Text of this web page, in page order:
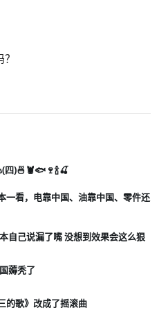
凡人心(四)🍜🦞🐟🍷🍾🍒
一看，电靠中国、油靠中国、零件还
自己说漏了嘴 没想到效果会这么狠
薅秃了
的歌》改成了摇滚曲